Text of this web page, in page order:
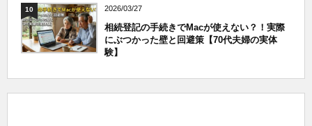
10 2026/03/27
相続登記の手続きでMacが使えない？！実際
にぶつかった壁と回避策【70代夫婦の実体
験】